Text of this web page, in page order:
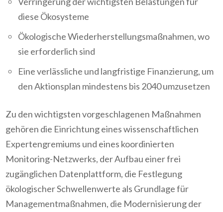
diese Ökosysteme
Ökologische Wiederherstellungsmaßnahmen, wo
sie erforderlich sind
Eine verlässliche und langfristige Finanzierung, um
den Aktionsplan mindestens bis 2040 umzusetzen
Zu den wichtigsten vorgeschlagenen Maßnahmen
gehören die Einrichtung eines wissenschaftlichen
Expertengremiums und eines koordinierten
Monitoring-Netzwerks, der Aufbau einer frei
zugänglichen Datenplattform, die Festlegung
ökologischer Schwellenwerte als Grundlage für
Managementmaßnahmen, die Modernisierung der